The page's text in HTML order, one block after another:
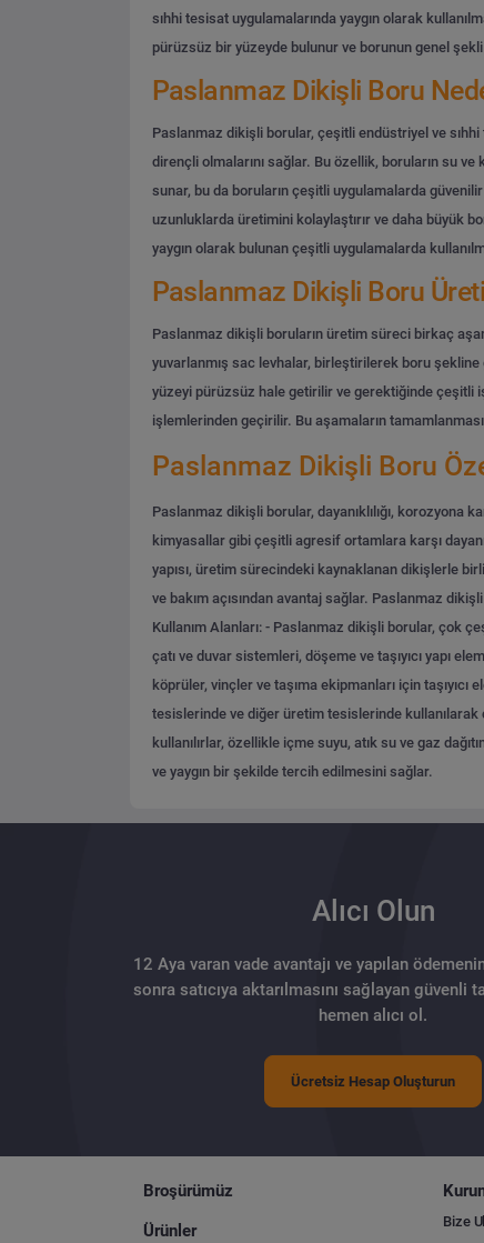
sıhhi tesisat uygulamalarında yaygın olarak
pürüzsüz bir yüzeyde bulunur ve borunun genel
Paslanmaz Dikişli Boru
Paslanmaz dikişli borular, çeşitli endüstriyel ve
dirençli olmalarını sağlar. Bu özellik, boruların su
sunar, bu da boruların çeşitli uygulamalarda
uzunluklarda üretimini kolaylaştırır ve daha büyük
yaygın olarak bulunan çeşitli uygulamalarda
Paslanmaz Dikişli Boru
Paslanmaz dikişli boruların üretim süreci birkaç
yuvarlanmış sac levhalar, birleştirilerek boru
yüzeyi pürüzsüz hale getirilir ve gerektiğinde çeşitli
işlemlerinden geçirilir. Bu aşamaların
Paslanmaz Dikişli Boru
Paslanmaz dikişli borular, dayanıklılığı, korozyona
kimyasallar gibi çeşitli agresif ortamlara karşı
yapısı, üretim sürecindeki kaynaklanan dikişlerle
ve bakım açısından avantaj sağlar. Paslanmaz
Kullanım Alanları: - Paslanmaz dikişli borular, çok
çatı ve duvar sistemleri, döşeme ve taşıyıcı yapı
köprüler, vinçler ve taşıma ekipmanları için
tesislerinde ve diğer üretim tesislerinde kullanılarak
kullanılırlar, özellikle içme suyu, atık su ve gaz
ve yaygın bir şekilde tercih edilmesini sağlar.
Alıcı Olun
12 Aya varan vade avantajı ve yapılan
sonra satıcıya aktarılmasını sağlayan güvenli
hemen alıcı ol.
Ücretsiz Hesap Oluşturun
Broşürümüz
Ürünler
Bize